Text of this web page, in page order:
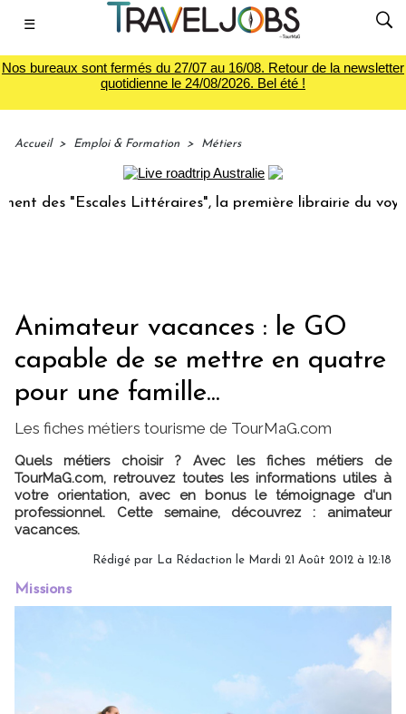
☰
Nos bureaux sont fermés du 27/07 au 16/08. Retour de la newsletter
quotidienne le 24/08/2026. Bel été !
Accueil > Emploi & Formation > Métiers
"Escales Littéraires", la première librairie du voyage Le
Animateur vacances : le GO
capable de se mettre en quatre
pour une famille...
Les fiches métiers tourisme de TourMaG.com
Quels métiers choisir ? Avec les fiches métiers de
TourMaG.com, retrouvez toutes les informations utiles à
votre orientation, avec en bonus le témoignage d'un
professionnel. Cette semaine, découvrez : animateur
vacances.
Rédigé par La Rédaction le Mardi 21 Août 2012 à 12:18
Missions